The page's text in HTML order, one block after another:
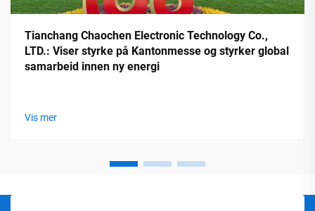
Tianchang Chaochen Electronic Technology Co.,
LTD.: Viser styrke på Kantonmesse og styrker global
samarbeid innen ny energi
Vis mer